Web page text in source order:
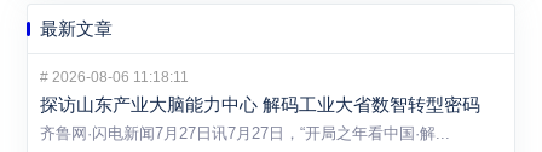
最新文章
# 2026-08-06 11:18:11
探访山东产业大脑能力中心 解码工业大省数智转型密码
齐鲁网·闪电新闻7月27日讯7月27日，“开局之年看中国·解...